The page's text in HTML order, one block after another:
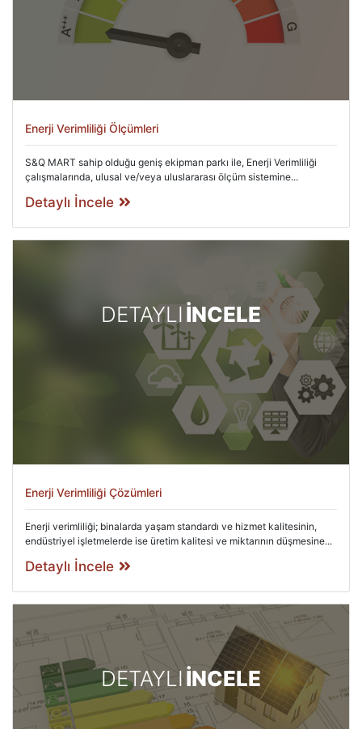
Enerji Verimliliği Ölçümleri
S&Q MART sahip olduğu geniş ekipman parkı ile, Enerji Verimliliği
çalışmalarında, ulusal ve/veya uluslararası ölçüm sistemine...
Detaylı İncele
DETAYLIİNCELE
Enerji Verimliliği Çözümleri
Enerji verimliliği; binalarda yaşam standardı ve hizmet kalitesinin,
endüstriyel işletmelerde ise üretim kalitesi ve miktarının düşmesine...
Detaylı İncele
DETAYLIİNCELE